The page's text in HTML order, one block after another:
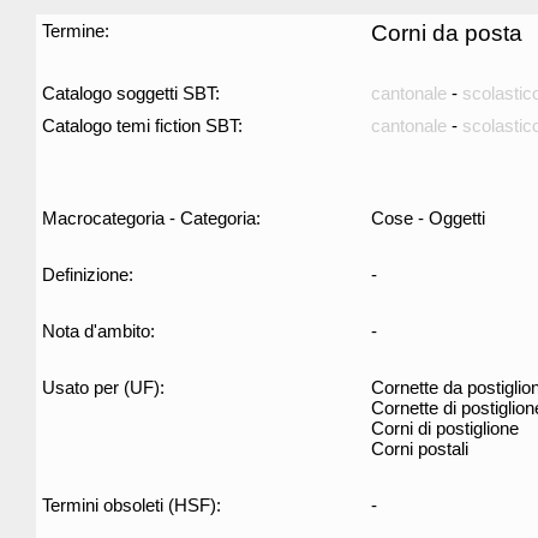
Termine: Corni da posta
Catalogo soggetti SBT: cantonale -
Catalogo temi fiction SBT:
cantonale -
Macrocategoria - Categoria: Cose - Oggetti
Definizione: -
Nota d'ambito: -
Usato per (UF):
Cornette da
Cornette di
Corni di postiglione
Corni postali
Termini obsoleti (HSF): -